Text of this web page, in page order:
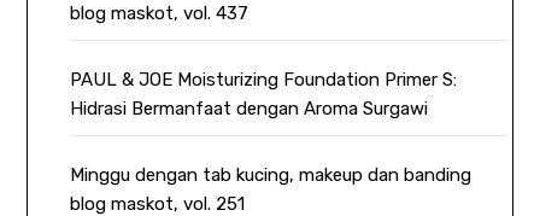
blog maskot, vol. 437
PAUL & JOE Moisturizing Foundation Primer S:
Hidrasi Bermanfaat dengan Aroma Surgawi
Minggu dengan tab kucing, makeup dan banding
blog maskot, vol. 251